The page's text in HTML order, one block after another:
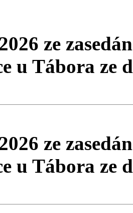
ze
u Tábora ze
ze
u Tábora ze